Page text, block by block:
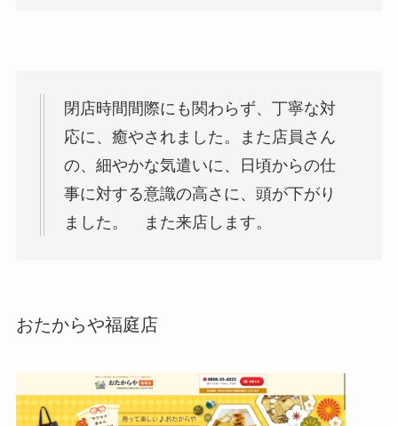
閉店時間間際にも関わらず、丁寧な対
応に、癒やされました。また店員さん
の、細やかな気遣いに、日頃からの仕
事に対する意識の高さに、頭が下がり
ました。 また来店します。
おたからや福庭店